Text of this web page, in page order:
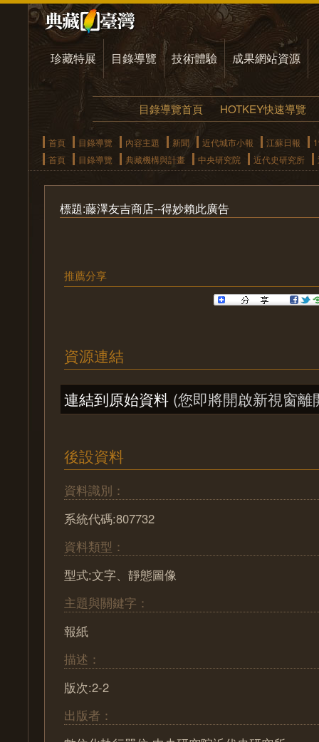
珍藏特展 目錄導覽 技術體驗 成果網站資源
目錄導覽首頁 HOTKEY快速導覽
首頁 目錄導覽 內容主題 新聞 近代城市小報 江蘇日報
首頁
目錄導覽 典藏機構與計畫 中央研究院 近代史研究所
標題:藤澤友吉商店--得妙賴此廣告
推薦分享
資源連結
連結到原始資料 (您即將開啟新視窗離
後設資料
資料識別：
系統代碼:807732
資料類型：
型式:文字、靜態圖像
主題與關鍵字：
報紙
描述：
版次:2-2
出版者：